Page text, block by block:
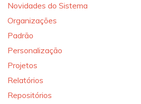
Novidades do Sistema
Organizações
Padrão
Personalização
Projetos
Relatórios
Repositórios